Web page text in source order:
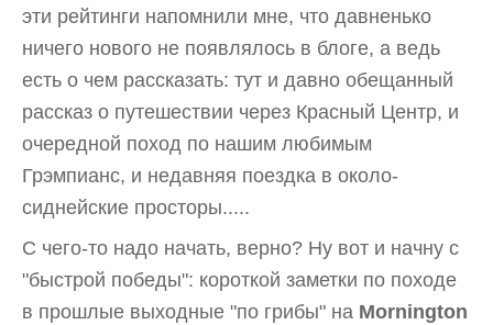
эти рейтинги напомнили мне, что давненько
ничего нового не появлялось в блоге, а ведь
есть о чем рассказать: тут и давно обещанный
рассказ о путешествии через Красный Центр, и
очередной поход по нашим любимым
Грэмпианс, и недавняя поездка в около-
сиднейские просторы.....
С чего-то надо начать, верно? Ну вот и начну с
"быстрой победы": короткой заметки по походе
в прошлые выходные "по грибы" на Mornington